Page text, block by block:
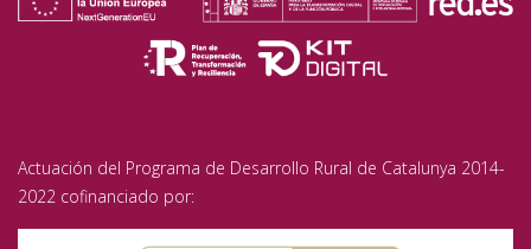
Actuación del Programa de Desarrollo Rural de Catalunya 2014-
2022 cofinanciado por: